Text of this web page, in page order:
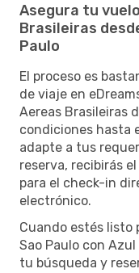
Asegura tu
Brasileiras
Paulo
El proceso es
de viaje en
Aereas Brasileiras
condiciones hasta
adapte a tus
reserva, recibirás
para el check-in
electrónico.
Cuando estés listo
Sao Paulo con
tu búsqueda y